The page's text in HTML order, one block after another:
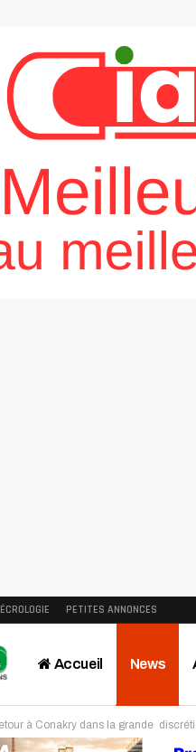
PETITES ANNONCES
Accueil News
Interviews
à Conakry dans la grande